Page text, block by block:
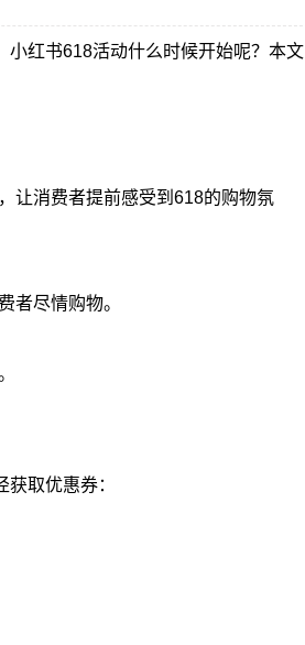
小红书618活动什么时候开始呢？本文
让消费者提前感受到618的购物氛
者尽情购物。
取优惠券：